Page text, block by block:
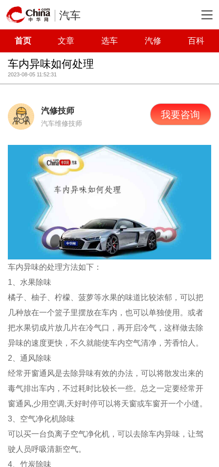
汽车
首页 文章 选车 汽修 百科
车内异味如何处理
2023-08-05 11:52:31
汽修技师
汽车维修技师
我要咨询
车内异味的处理方法如下：
1、水果除味
橘子、柚子、柠檬、菠萝等水果的味道比较浓郁，可以把
几种放在一个篮子里摆放在车内，也可以单独使用。或者
把水果切成片放几片在冷气口，再开启冷气，这样做去除
异味的速度更快，不久就能使车内空气清净，芳香怡人。
2、通风除味
经常开窗通风是去除异味有效的办法，可以将散发出来的
毒气排出车内，不过耗时比较长一些。总之一定要经常开
窗通风,少用空调,天好时停可以将天窗或车窗开一个小缝。
3、空气净化机除味
可以买一台负离子空气净化机，可以去除车内异味，让驾
驶人员呼吸清新空气。
4、竹炭除味